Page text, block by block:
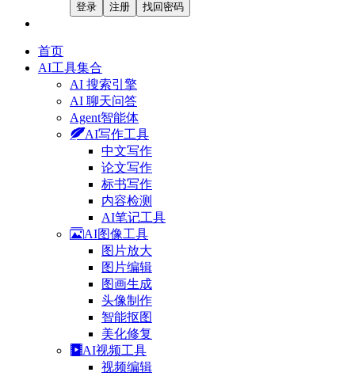
登录 注册 找回密码
首页
AI工具集合
AI 搜索引擎
AI 聊天问答
Agent智能体
AI写作工具
中文写作
论文写作
标书写作
内容检测
AI笔记工具
AI图像工具
图片放大
图片编辑
图画生成
头像制作
智能抠图
美化修复
AI视频工具
视频编辑